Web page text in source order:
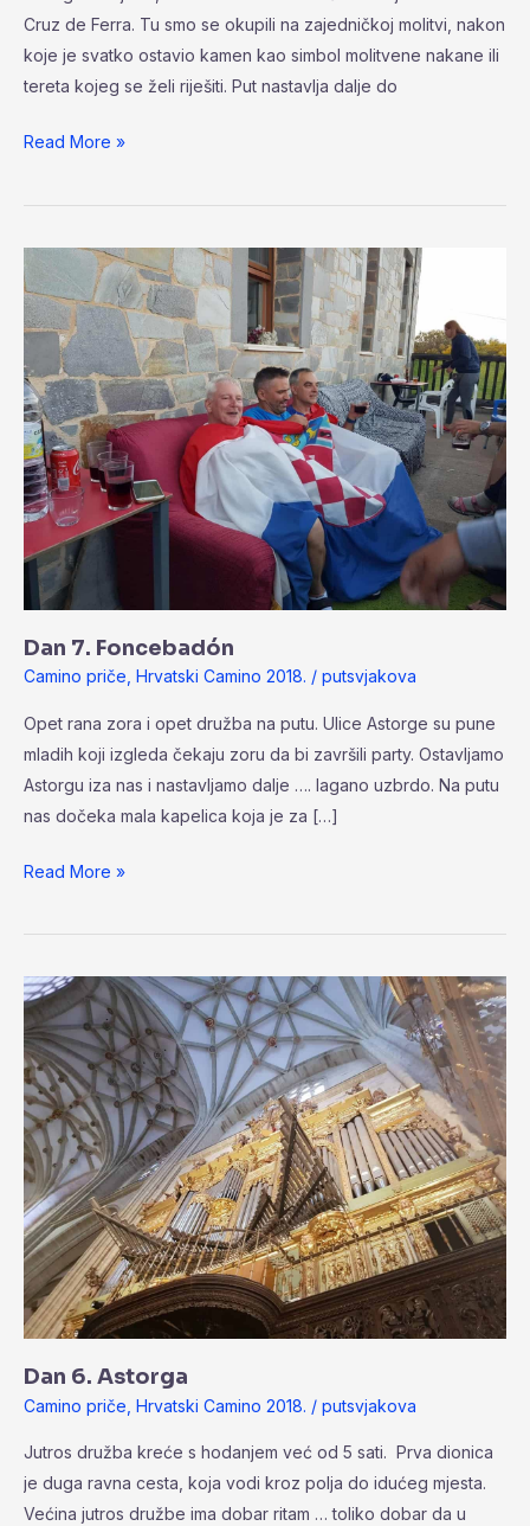
Cruz de Ferra. Tu smo se okupili na zajedničkoj molitvi, nakon
koje je svatko ostavio kamen kao simbol molitvene nakane ili
tereta kojeg se želi riješiti. Put nastavlja dalje do
Read More »
Dan 7. Foncebadón
Camino priče Hrvatski Camino 2018. / putsvjakova
Opet rana zora i opet družba na putu. Ulice Astorge su pune
mladih koji izgleda čekaju zoru da bi završili party. Ostavljamo
Astorgu iza nas i nastavljamo dalje …. lagano uzbrdo. Na putu
nas dočeka mala kapelica koja je za […]
7.
Foncebadón
Read More »
Dan 6. Astorga
Camino priče Hrvatski Camino 2018. / putsvjakova
Jutros družba kreće s hodanjem već od 5 sati. Prva dionica
je duga ravna cesta, koja vodi kroz polja do idućeg mjesta.
Većina jutros družbe ima dobar ritam … toliko dobar da u
Dan
6.
Astorga